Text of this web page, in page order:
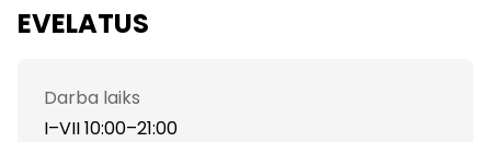
EVELATUS
Darba laiks
I–VII 10:00–21:00